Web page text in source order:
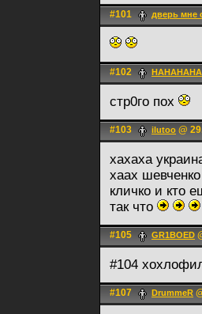
#101 дверь мне
#102
стр0го пох
#103 ilutoo @
хахаха
хаах
кличко и кто
так что
#105 GR1BOED
#104
#107 DrummeR